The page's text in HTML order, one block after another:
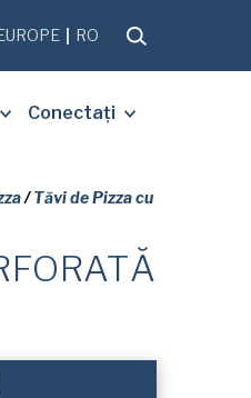
RO
Conectați
/Tăvi de Pizza cu